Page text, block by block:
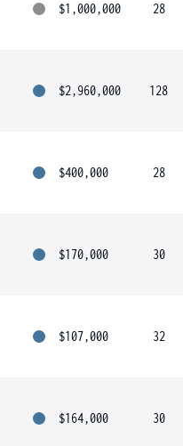
$1,000,000
28
$2,960,000
128
$400,000
28
$170,000
30
$107,000
32
$164,000
30